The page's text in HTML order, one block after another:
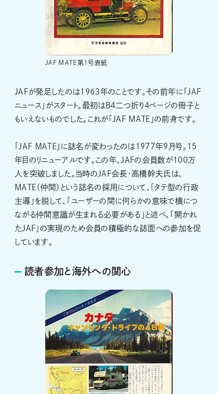
JAF MATE第1号表紙
JAFが発足したのは1963年のことです。その前年に「JAF
ニュース」がスタート。最初はB4二つ折り4ページの冊子と
もいえないものでした。これが「JAF MATE」の前身です。
「JAF MATE」に誌名が変わったのは1977年9月号。15
年目のリニューアルです。この年、JAFの会員数が100万
人を突破しました。当時のJAF会長・高橋幹夫氏は、
MATE（仲間）という誌名の採用について、「タテ型の行政
主導」を脱して、「ユーザーの間に何らかの意味で横につ
ながる仲間意識が生まれる必要がある」と述べ、「開かれ
たJAF」の実現のため会員の積極的な誌面への参加を促
しています。
読者参加と海外への関心